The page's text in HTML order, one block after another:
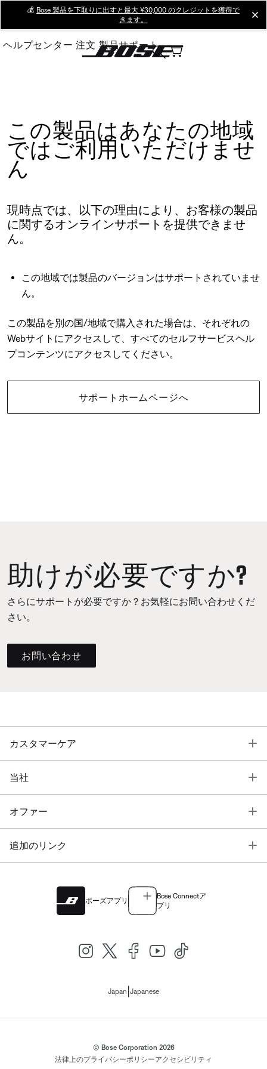
Main
💰 Bose 製品を下取りに出すと最大 ¥30,000 のクレジットを獲得で
きます。
ヘルプセンター 注文 製品サポート
この製品はあなたの地域
ではご利用いただけませ
ん
現時点では、以下の理由により、お客様の製品
に関するオンラインサポートを提供できませ
ん。
この地域では製品のバージョンはサポートされていませ
ん。
この製品を別の国/地域で購入された場合は、それぞれの
Webサイトにアクセスして、すべてのセルフサービスヘル
プコンテンツにアクセスしてください。
サポートホームページへ
助けが必要ですか?
さらにサポートが必要ですか？お気軽にお問い合わせくだ
さい。
お問い合わせ
カスタマーケア
当社
オファー
追加のリンク
ボーズアプリ
Bose Connectア
プリ
Japan Japanese
© Bose Corporation 2026
法律上のプライバシーポリシーアクセシビリティ